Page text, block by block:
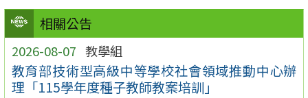
相關公告
2026-08-07 教學組
教育部技術型高級中等學校社會領域推動中心辦
理「115學年度種子教師教案培訓」